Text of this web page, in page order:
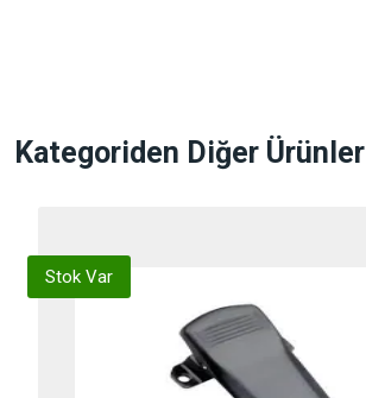
Kategoriden Diğer Ürünler
Var